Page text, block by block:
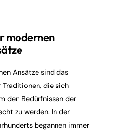
modernen
Ansätze sind das
Traditionen, die sich
den Bedürfnissen der
zu werden. In der
begannen immer